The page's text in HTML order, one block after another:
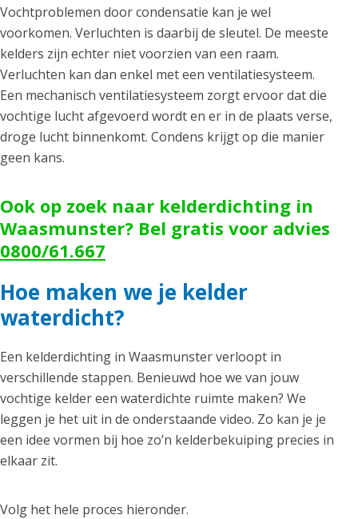
Vochtproblemen door condensatie kan je wel
voorkomen. Verluchten is daarbij de sleutel. De meeste
kelders zijn echter niet voorzien van een raam.
Verluchten kan dan enkel met een ventilatiesysteem.
Een mechanisch ventilatiesysteem zorgt ervoor dat die
vochtige lucht afgevoerd wordt en er in de plaats verse,
droge lucht binnenkomt. Condens krijgt op die manier
geen kans.
Ook op zoek naar kelderdichting in
Waasmunster? Bel gratis voor advies
0800/61.667
Hoe maken we je kelder
waterdicht?
Een kelderdichting in Waasmunster verloopt in
verschillende stappen. Benieuwd hoe we van jouw
vochtige kelder een waterdichte ruimte maken? We
leggen je het uit in de onderstaande video. Zo kan je je
een idee vormen bij hoe zo’n kelderbekuiping precies in
elkaar zit.
Volg het hele proces hieronder.